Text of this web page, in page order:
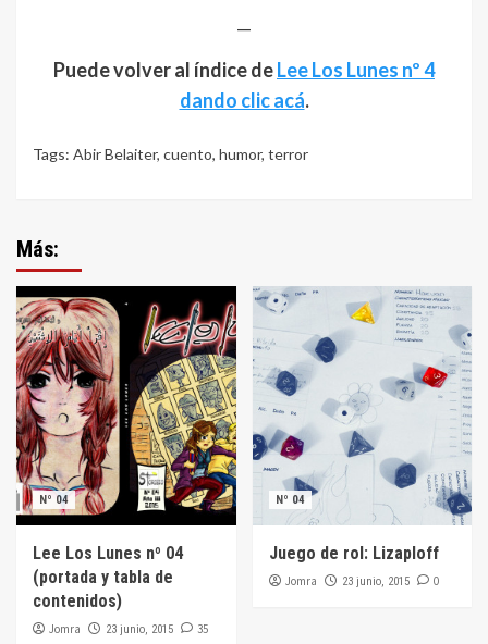
—
Puede volver al índice deLee Los Lunes nº 4
dando clic acá.
Tags: Abir Belaiter, cuento, humor, terror
Más:
Nº 04
Lee Los Lunes nº 04
(portada y tabla de
contenidos)
Jomra 23 junio, 2015 35
Nº 04
Juego de rol: Lizaploff
Jomra 23 junio, 2015 0